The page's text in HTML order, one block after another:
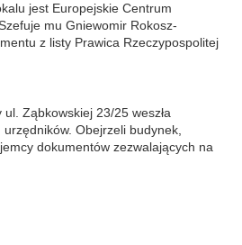
jest Europejskie Centrum
mu Gniewomir Rokosz-
z listy Prawica Rzeczypospolitej
Ząbkowskiej 23/25 weszła
Obejrzeli budynek,
dokumentów zezwalających na